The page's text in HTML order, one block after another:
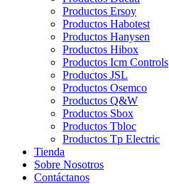
Productos Ersoy
Productos Habotest
Productos Hanysen
Productos Hibox
Productos Icm Controls
Productos JSL
Productos Osemco
Productos Q&W
Productos Sbox
Productos Tbloc
Productos Tp Electric
Tienda
Sobre Nosotros
Contáctanos